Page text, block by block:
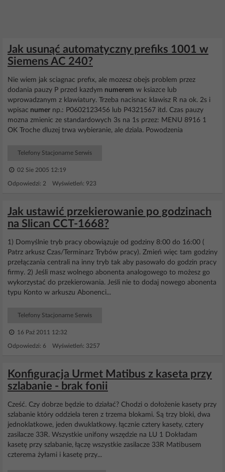
Jak usunąć automatyczny prefiks 1001 w
Siemens AC 240?
Nie wiem jak sciagnac prefix, ale mozesz obejs problem przez
dodania pauzy P przed kazdym numerem w ksiazce lub
wprowadzanym z klawiatury. Trzeba nacisnac klawisz R na ok. 2s i
wpisac numer np.: P0602123456 lub P4321567 itd. Czas pauzy
mozna zmienic ze standardowych 3s na 1s przez: MENU 8916 1
OK Troche dluzej trwa wybieranie, ale dziala. Powodzenia
Telefony Stacjonarne Serwis
02 Sie 2005 12:19
Odpowiedzi: 2 Wyświetleń: 923
Jak ustawić przekierowanie po godzinach
na Slican CCT-1668?
1) Domyślnie tryb pracy obowiązuje od godziny 8:00 do 16:00 (
Patrz arkusz Czas/Terminarz Trybów pracy). Zmień więc tam godziny
przełączania centrali na inny tryb tak aby pasowało do godzin pracy
firmy. 2) Jeśli masz wolnego abonenta analogowego to możesz go
wykorzystać do przekierowania. Jeśli nie to dodaj nowego abonenta
typu Konto w arkuszu Abonenci...
Telefony Stacjonarne Serwis
16 Paź 2011 12:32
Odpowiedzi: 6 Wyświetleń: 3257
Konfiguracja Urmet Matibus z kaseta przy
szlabanie - brak fonii
Cześć. Czy dobrze będzie to działać? Chodzi o dołożenie kasety przy
szlabanie który oddziela teren z trzema blokami. Są trzy bloki, dwa
jednoklatkowe, jeden dwuklatkowy. łącznie cztery kasety, cztery
zasilacze 33R. Wszystkie unifony wszędzie na LU 1 Dokładam
kasetę przy szlabanie, łączę wszystkie zasilacze 33R Matibusem
czterema żyłami i kasetę przy...